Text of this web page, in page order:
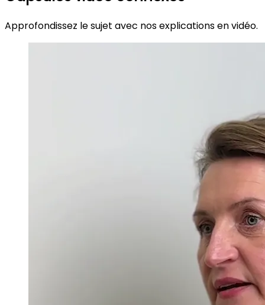
Approfondissez le sujet avec nos explications en vidéo.